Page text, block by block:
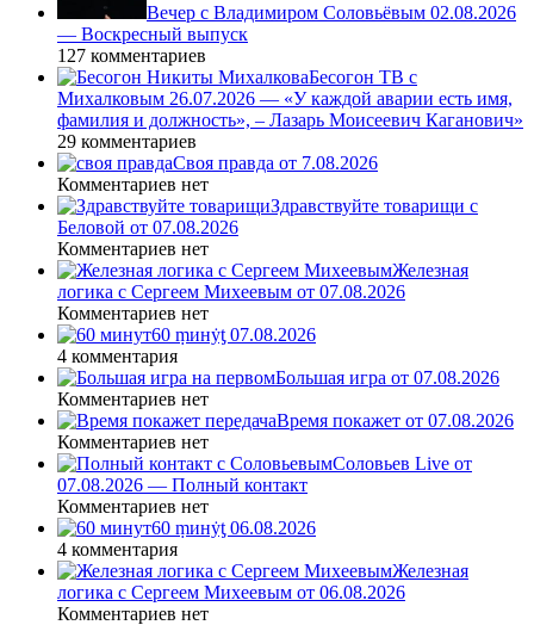
Вечер с Владимиром Соловьёвым 02.08.2026
— Воскресный выпуск
127 комментариев
Бесогон ТВ с
Михалковым 26.07.2026 — «У каждой аварии есть имя,
фамилия и должность», – Лазарь Моисеевич Каганович»
29 комментариев
Своя правда от 7.08.2026
Комментариев нет
Здравствуйте товарищи с
Беловой от 07.08.2026
Комментариев нет
Железная
логика с Сергеем Михеевым от 07.08.2026
Комментариев нет
60 ṃинẏƫ 07.08.2026
4 комментария
Большая игра от 07.08.2026
Комментариев нет
Время покажет от 07.08.2026
Комментариев нет
Соловьев Live от
07.08.2026 — Полный контакт
Комментариев нет
60 ṃинẏƫ 06.08.2026
4 комментария
Железная
логика с Сергеем Михеевым от 06.08.2026
Комментариев нет